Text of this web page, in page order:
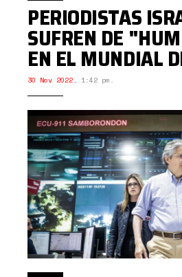
PERIODISTAS
SUFREN DE
EN EL MUNDIAL
30 Nov 2022, 1:42 pm.